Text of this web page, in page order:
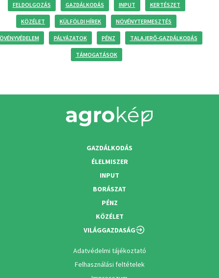
FELDOLGOZÁS GAZDÁLKODÁS INPUT KERTÉSZET
KÖZÉLET KÜLFÖLDI HÍREK NÖVÉNYTERMESZTÉS
PÁLYÁZATOK PÉNZ TALAJERŐ-GAZDÁLKODÁS
TÁMOGATÁSOK
GAZDÁLKODÁS
ÉLELMISZER
INPUT
BORÁSZAT
PÉNZ
KÖZÉLET
VILÁGGAZDASÁG
Adatvédelmi tájékoztató
Felhasználási feltételek